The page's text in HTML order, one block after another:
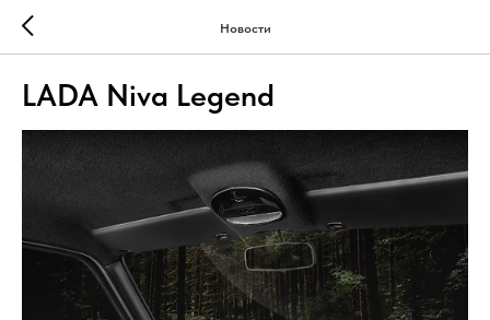
Новости
LADA Niva Legend